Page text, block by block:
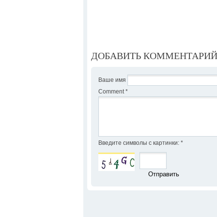
ДОБАВИТЬ КОММЕНТАРИЙ
Ваше имя
Comment *
Введите символы с картинки: *